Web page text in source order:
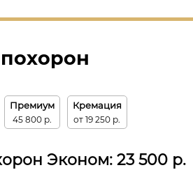
Премиум
45 800 р.
Кремация
от 19 250 р.
Эконом: 23 500 р.